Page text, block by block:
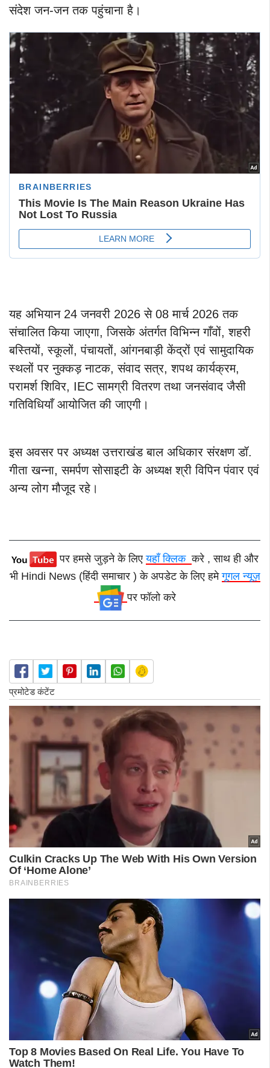
संदेश जन-जन तक पहुंचाना है।
यह अभियान 24 जनवरी 2026 से 08 मार्च 2026 तक
संचालित किया जाएगा, जिसके अंतर्गत विभिन्न गाँवों, शहरी
बस्तियों, स्कूलों, पंचायतों, आंगनबाड़ी केंद्रों एवं सामुदायिक
स्थलों पर नुक्कड़ नाटक, संवाद सत्र, शपथ कार्यक्रम,
परामर्श शिविर, IEC सामग्री वितरण तथा जनसंवाद जैसी
गतिविधियाँ आयोजित की जाएगी।
इस अवसर पर अध्यक्ष उत्तराखंड बाल अधिकार संरक्षण डॉ.
गीता खन्ना, समर्पण सोसाइटी के अध्यक्ष श्री विपिन पंवार एवं
अन्य लोग मौजूद रहे।
पर हमसे जुड़ने के लिएयहाँ क्लिककरे , साथ ही और
भी Hindi News (हिंदी समाचार ) के अपडेट के लिए हमेगूगल न्यूज़
पर फॉलो करे